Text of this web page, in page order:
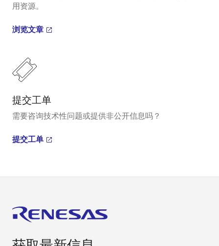
用资源。
浏览文章
提交工单
需要咨询技术性问题或提供非公开信息吗？
提交工单